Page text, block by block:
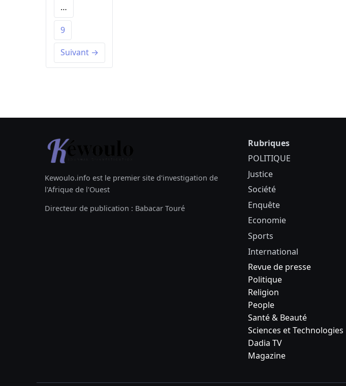
…
9
Suivant →
Kewoulo.info est le premier site d'investigation de
l'Afrique de l'Ouest
Directeur de publication : Babacar Touré
Rubriques
POLITIQUE
Justice
Société
Enquête
Economie
Sports
International
Revue de presse
Politique
Religion
People
Santé & Beauté
Sciences et Technologies
Dadia TV
Magazine